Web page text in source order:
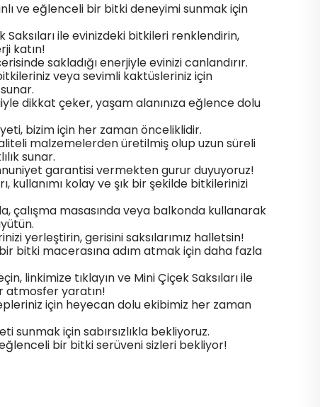
ve eğlenceli bir bitki deneyimi sunmak için
Saksıları ile evinizdeki bitkileri renklendirin,
katın!
sakladığı enerjiyle evinizi canlandırır.
veya sevimli kaktüsleriniz için
dikkat çeker, yaşam alanınıza eğlence dolu
bizim için her zaman önceliklidir.
malzemelerden üretilmiş olup uzun süreli
sunar.
garantisi vermekten gurur duyuyoruz!
kullanımı kolay ve şık bir şekilde bitkilerinizi
çalışma masasında veya balkonda kullanarak
yerleştirin, gerisini saksılarımız halletsin!
bitki macerasına adım atmak için daha fazla
linkimize tıklayın ve Mini Çiçek Saksıları ile
atmosfer yaratın!
için heyecan dolu ekibimiz her zaman
sunmak için sabırsızlıkla bekliyoruz.
bir bitki serüveni sizleri bekliyor!